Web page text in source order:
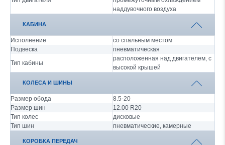
наддувочного воздуха
КАБИНА
Исполнение
со спальным местом
Подвеска
пневматическая
Тип кабины
расположенная над двигателем, с
высокой крышей
КОЛЕСА И ШИНЫ
Размер обода
8.5-20
Размер шин
12.00 R20
Тип колес
дисковые
Тип шин
пневматические, камерные
КОРОБКА ПЕРЕДАЧ